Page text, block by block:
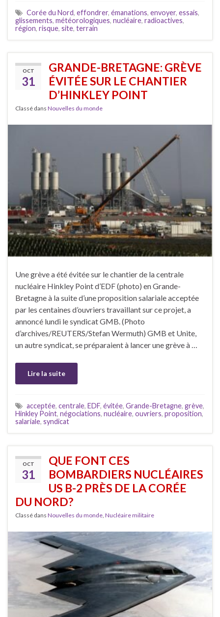
Corée du Nord, effondrer, émanations, envoyer, essais,
glissements, météorologiques, nucléaire, radioactives,
région, risque, site, terrain
OCT
31
GRANDE-BRETAGNE: GRÈVE
ÉVITÉE SUR LE CHANTIER
D’HINKLEY POINT
Classé dans Nouvelles du monde
Une grève a été évitée sur le chantier de la centrale
nucléaire Hinkley Point d’EDF (photo) en Grande-
Bretagne à la suite d’une proposition salariale acceptée
par les centaines d’ouvriers travaillant sur ce projet, a
annoncé lundi le syndicat GMB. (Photo
d’archives/REUTERS/Stefan Wermuth) GMB et Unite,
un autre syndicat, se préparaient à lancer une grève à …
Lire la suite
acceptée, centrale, EDF, évitée, Grande-Bretagne, grève,
Hinkley Point, négociations, nucléaire, ouvriers, proposition,
salariale, syndicat
OCT
31
QUE FONT CES
BOMBARDIERS NUCLÉAIRES
US B-2 PRÈS DE LA CORÉE
DU NORD?
Classé dans Nouvelles du monde Nucléaire militaire